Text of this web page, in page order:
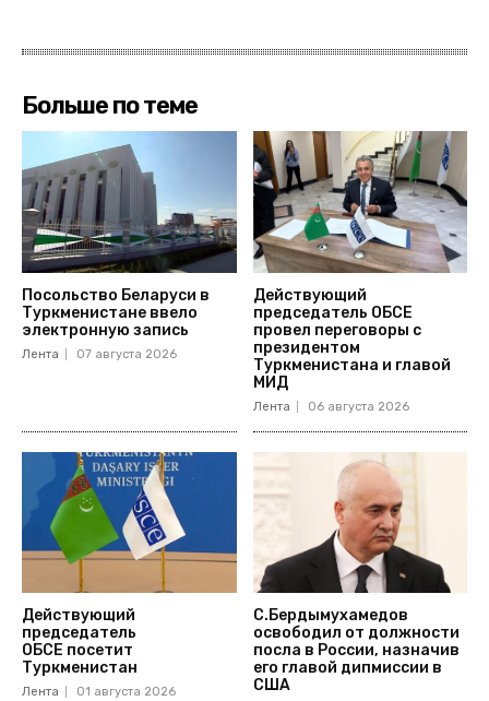
Больше по теме
Посольство Беларуси в
Туркменистане ввело
электронную запись
Лента 07 августа 2026
Действующий
председатель ОБСЕ
провел переговоры с
президентом
Туркменистана и главой
МИД
Лента 06 августа 2026
Действующий
председатель
ОБСЕ посетит
Туркменистан
Лента 01 августа 2026
С.Бердымухамедов
освободил от должности
посла в России, назначив
его главой дипмиссии в
США